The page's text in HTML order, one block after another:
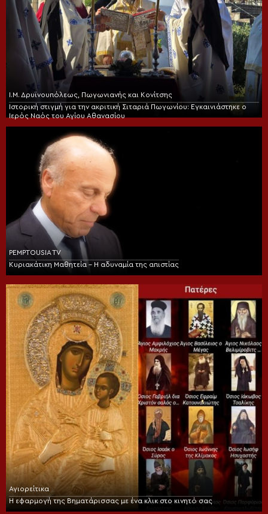
Ι.Μ. Δρυϊνουπόλεως, Πωγωνιανής και Κονίτσης
Ιστορική στιγμή για την ακριτική Σιταριά Πωγωνίου: Εγκαινιάστηκε ο
Ιερός Ναός του Αγίου Αθανασίου
PEMPTOUSIA TV
Κυριακάτικη Μαθητεία – Η αδυναμία της απιστίας
Αγιορείτικα
Η εφαρμογή της Βηματάρισσας με ένα κλικ στο κινητό σας